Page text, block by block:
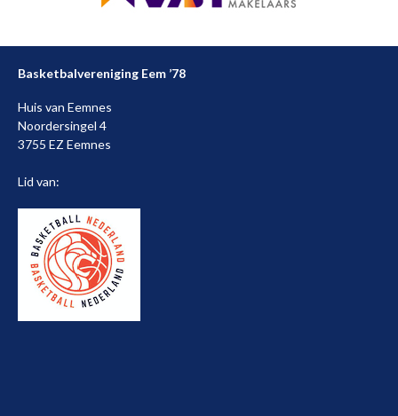
Basketbalvereniging Eem ’78
Huis van Eemnes
Noordersingel 4
3755 EZ Eemnes
Lid van: